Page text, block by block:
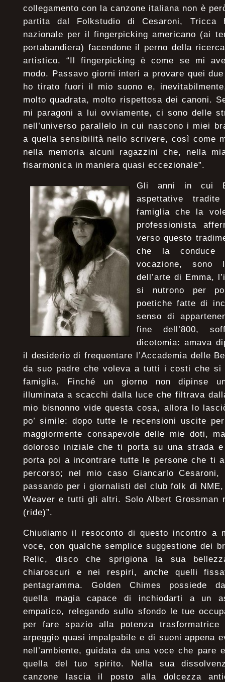
collegamento con la canzone italiana non è
partita dal Folkstudio di Cesaroni, Tricca
nazionale per il fingerpicking americano (ai
portabandiera) facendone il perno della
artistico. “Il fingerpicking è come se mi
modo. Passavo giorni interi a provare quei
ho tirato fuori il mio suono e,
molto quadrata, molto rispettosa dei canoni.
mi paragoni a lui ovviamente, ci sono delle
nell’universo parallelo in cui nascono i miei
a quella sensibilità nello scrivere, così come
nella memoria alcuni ragazzini che, nella
fisarmonica in maniera quasi eccezionale”.
Gli anni in cui
aspettative
famiglia che la
professionista
verso questo
che la conduce
vocazione, sono
dell’arte di Emma,
si nutrono per
poetiche fatte di
senso di
fine dell’800,
dicotomia: amava
il desiderio di frequentare l’Accademia delle
da suo padre che voleva a tutti i costi che si
famiglia. Finché un giorno non dipinse
illuminata a scacchi dalla luce che filtrava
mio bisnonno vide questa cosa, allora lo
po’ simile: dopo tutte le recensioni uscite
maggiormente consapevole delle mie doti,
doloroso iniziale che ti porta su una strada
porta poi a incontrare tutte le persone che ti
percorso; nel mio caso Giancarlo Cesaroni,
passando per i giornalisti del club folk di
Weaver e tutti gli altri. Solo Albert Grossman
(ride)”.
Chiudiamo il resoconto di questo incontro a
voce, con qualche semplice suggestione dei
Relic, disco che sprigiona la sua
chiaroscuri e nei respiri, anche quelli
pentagramma. Golden Chimes possiede
quella magia capace di inchiodarti a un
empatico, relegando sullo sfondo le tue
per fare spazio alla potenza
arpeggio quasi impalpabile e di suoni appena
nell’ambiente, guidata da una voce che pare
quella del tuo spirito. Nella sua
canzone lascia il posto alla dolcezza